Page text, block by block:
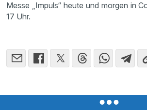
Messe „Impuls“ heute und morgen in
17 Uhr.